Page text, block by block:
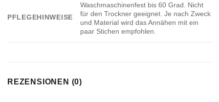
PFLEGEHINWEISE
Waschmaschinenfest bis 60 Grad. Nicht
für den Trockner geeignet. Je nach Zweck
und Material wird das Annähen mit ein
paar Stichen empfohlen.
REZENSIONEN (0)